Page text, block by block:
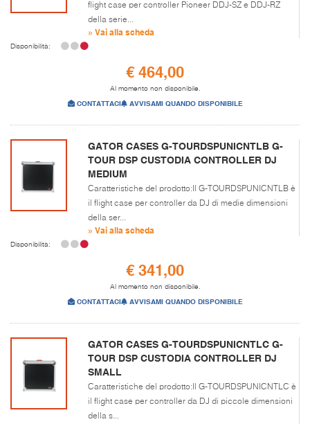
flight case per controller Pioneer DDJ-SZ e DDJ-RZ
della serie...
» Vai alla scheda
Disponibilità:
€ 464,00
Al momento non disponibile.
CONTATTACI AVVISAMI QUANDO DISPONIBILE
GATOR CASES G-TOURDSPUNICNTLB G-
TOUR DSP CUSTODIA CONTROLLER DJ
MEDIUM
Caratteristiche del prodotto:Il G-TOURDSPUNICNTLB è
il flight case per controller da DJ di medie dimensioni
della ser...
» Vai alla scheda
Disponibilità:
€ 341,00
Al momento non disponibile.
CONTATTACI AVVISAMI QUANDO DISPONIBILE
GATOR CASES G-TOURDSPUNICNTLC G-
TOUR DSP CUSTODIA CONTROLLER DJ
SMALL
Caratteristiche del prodotto:Il G-TOURDSPUNICNTLC è
il flight case per controller da DJ di piccole dimensioni
della s...